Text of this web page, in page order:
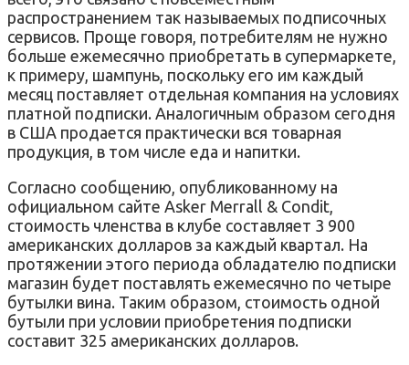
распространением так называемых подписочных
сервисов. Проще говоря, потребителям не нужно
больше ежемесячно приобретать в супермаркете,
к примеру, шампунь, поскольку его им каждый
месяц поставляет отдельная компания на условиях
платной подписки. Аналогичным образом сегодня
в США продается практически вся товарная
продукция, в том числе еда и напитки.
Согласно сообщению, опубликованному на
официальном сайте Asker Merrall & Condit,
стоимость членства в клубе составляет 3 900
американских долларов за каждый квартал. На
протяжении этого периода обладателю подписки
магазин будет поставлять ежемесячно по четыре
бутылки вина. Таким образом, стоимость одной
бутыли при условии приобретения подписки
составит 325 американских долларов.